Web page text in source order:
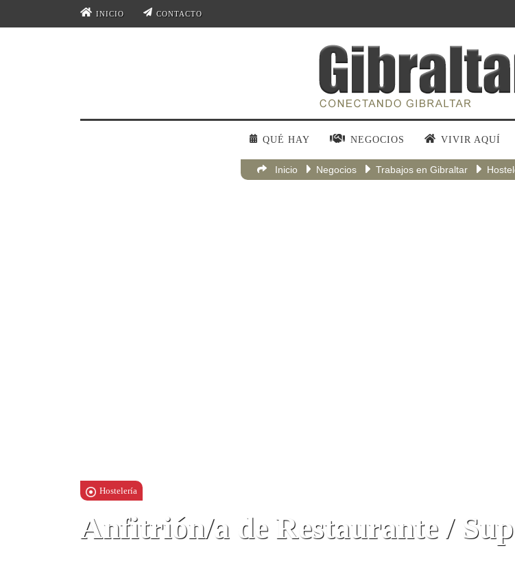
INICIO CONTACTO
QUÉ HAY NEGOCIOS VIVIR AQUÍ
Inicio Negocios Trabajos en Gibraltar
Hostelería
Anfitrión/a de Restaurante /